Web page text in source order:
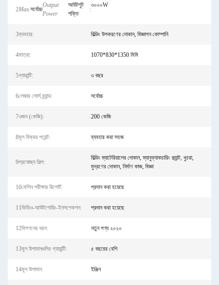
2Max.সর্বোচ্চ
Output
Power
আউটপুট
শক্তি
:
৩০০০W
3ব্যবহার: বিল্ডিং উপকরণের দোকান, বিজ্ঞাপন কোম্পানি
4মাত্রা: 1070*830*1350 মিমি
5গ্যারান্টি: ৩ বছর
6লেজার সোর্স ব্র্যান্ড: সর্বোচ্চ
7ওজন (কেজি): 200 কেজি
8মূল বিক্রয় পয়েন্ট: ব্যবহার করা সহজ
9প্রযোজ্য শিল্প:
বিল্ডিং ম্যাটেরিয়ালের দোকান, ম্যানুফ্যাকচারিং প্ল্যান্ট, খুচরা,
মুদ্রণের দোকান, নির্মাণ কাজ, বিজ্ঞা
10মেশিন পরীক্ষার রিপোর্ট: প্রদান করা হয়েছে
11ভিডিও-আউটগোয়িং-ইনসপেকশন: প্রদান করা হয়েছে
12বিপণনের ধরন: নতুন পণ্য ২০২০
13মূল উপাদানগুলির গ্যারান্টি: ৫ বছরের বেশি
14মূল উপাদান: ইঞ্জিন